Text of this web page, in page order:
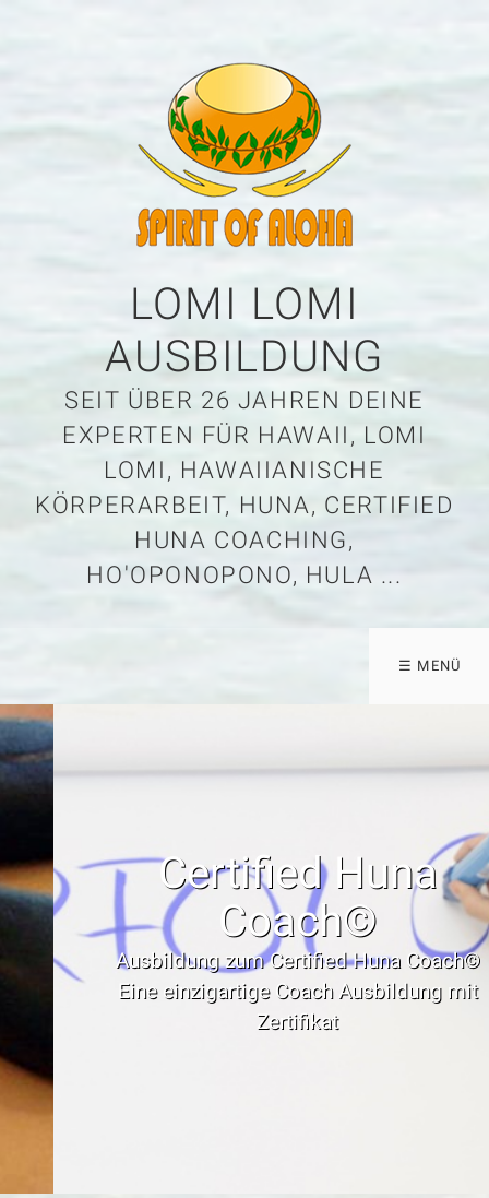
LOMI LOMI
AUSBILDUNG
SEIT ÜBER 26 JAHREN DEINE
EXPERTEN FÜR HAWAII, LOMI
LOMI, HAWAIIANISCHE
KÖRPERARBEIT, HUNA, CERTIFIED
HUNA COACHING,
HO'OPONOPONO, HULA ...
☰ MENÜ
Certified Huna
Coach©
Ausbildung zum Certified Huna Coach©
Eine einzigartige Coach Ausbildung mit
Zertifikat